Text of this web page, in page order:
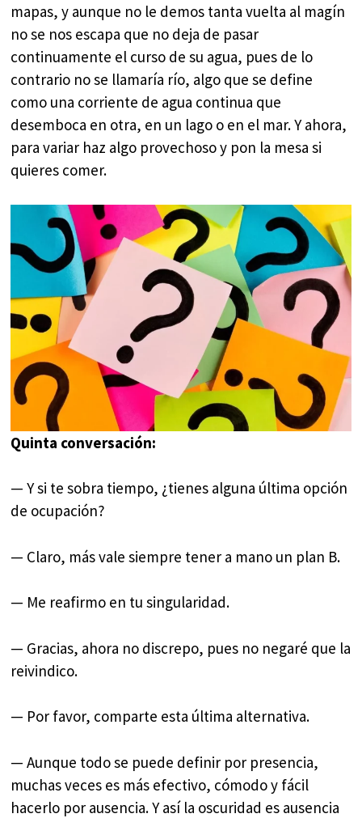
mapas, y aunque no le demos tanta vuelta al magín
no se nos escapa que no deja de pasar
continuamente el curso de su agua, pues de lo
contrario no se llamaría río, algo que se define
como una corriente de agua continua que
desemboca en otra, en un lago o en el mar. Y ahora,
para variar haz algo provechoso y pon la mesa si
quieres comer.
Quinta conversación:
— Y si te sobra tiempo, ¿tienes alguna última opción
de ocupación?
— Claro, más vale siempre tener a mano un plan B.
— Me reafirmo en tu singularidad.
— Gracias, ahora no discrepo, pues no negaré que la
reivindico.
— Por favor, comparte esta última alternativa.
— Aunque todo se puede definir por presencia,
muchas veces es más efectivo, cómodo y fácil
hacerlo por ausencia. Y así la oscuridad es ausencia